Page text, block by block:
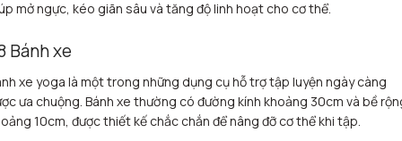
mở ngực, kéo giãn sâu và tăng độ linh hoạt cho cơ thể.
Bánh xe
xe yoga là một trong những dụng cụ hỗ trợ tập luyện ngày càng
ưa chuộng. Bánh xe thường có đường kính khoảng 30cm và bề
10cm, được thiết kế chắc chắn để nâng đỡ cơ thể khi tập.